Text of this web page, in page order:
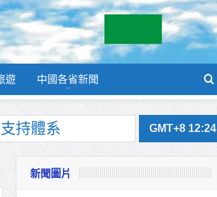
遊 中國各省新聞
持體系
手視察
GMT+8 12:24
新聞圖片